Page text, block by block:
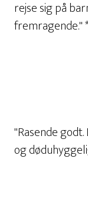
rejse sig på
fremragende."
"Rasende
og